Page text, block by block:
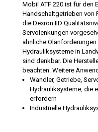
Mobil ATF 220 ist für den
Handschaltgetrieben von
die Dexron IID
Servolenkungen
ähnliche
Hydrauliksysteme in
sind denkbar. Die
beachten. Weitere
Wandler, Getriebe,
Hydrauliksysteme, die
erfordern
Industrielle